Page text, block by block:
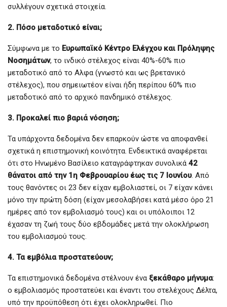
συλλέγουν σχετικά στοιχεία.
2. Πόσο μεταδοτικό είναι;
Σύμφωνα με το Ευρωπαϊκό Κέντρο Ελέγχου και Πρόληψης
Νοσημάτων, το ινδικό στέλεχος είναι 40%-60% πιο
μεταδοτικό από το Αλφα (γνωστό και ως βρετανικό
στέλεχος), που σημειωτέον είναι ήδη περίπου 60% πιο
μεταδοτικό από το αρχικό πανδημικό στέλεχος.
3. Προκαλεί πιο βαριά νόσηση;
Τα υπάρχοντα δεδομένα δεν επαρκούν ώστε να αποφανθεί
σχετικά η επιστημονική κοινότητα. Ενδεικτικά αναφέρεται
ότι στο Ηνωμένο Βασίλειο καταγράφτηκαν συνολικά 42
θάνατοι από την 1η Φεβρουαρίου έως τις 7 Ιουνίου. Από
τους θανόντες οι 23 δεν είχαν εμβολιαστεί, οι 7 είχαν κάνει
μόνο την πρώτη δόση (είχαν μεσολαβήσει κατά μέσο όρο 21
ημέρες από τον εμβολιασμό τους) και οι υπόλοιποι 12
έχασαν τη ζωή τους δύο εβδομάδες μετά την ολοκλήρωση
του εμβολιασμού τους.
4. Τα εμβόλια προστατεύουν;
Τα επιστημονικά δεδομένα στέλνουν ένα ξεκάθαρο μήνυμα:
ο εμβολιασμός προστατεύει και έναντι του στελέχους Δέλτα,
υπό την προϋπόθεση ότι έχει ολοκληρωθεί. Πιο